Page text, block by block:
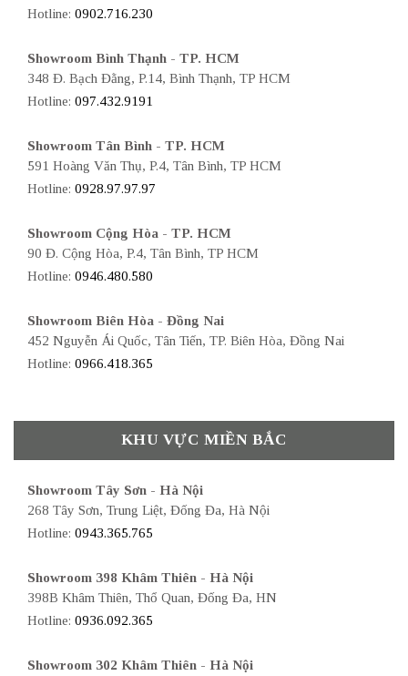
Hotline: 0902.716.230
Showroom Bình Thạnh - TP. HCM
348 Đ. Bạch Đằng, P.14, Bình Thạnh, TP HCM
Hotline: 097.432.9191
Showroom Tân Bình - TP. HCM
591 Hoàng Văn Thụ, P.4, Tân Bình, TP HCM
Hotline: 0928.97.97.97
Showroom Cộng Hòa - TP. HCM
90 Đ. Cộng Hòa, P.4, Tân Bình, TP HCM
Hotline: 0946.480.580
Showroom Biên Hòa - Đồng Nai
452 Nguyễn Ái Quốc, Tân Tiến, TP. Biên Hòa, Đồng Nai
Hotline: 0966.418.365
KHU VỰC MIỀN BẮC
Showroom Tây Sơn - Hà Nội
268 Tây Sơn, Trung Liệt, Đống Đa, Hà Nội
Hotline: 0943.365.765
Showroom 398 Khâm Thiên - Hà Nội
398B Khâm Thiên, Thổ Quan, Đống Đa, HN
Hotline: 0936.092.365
Showroom 302 Khâm Thiên - Hà Nội